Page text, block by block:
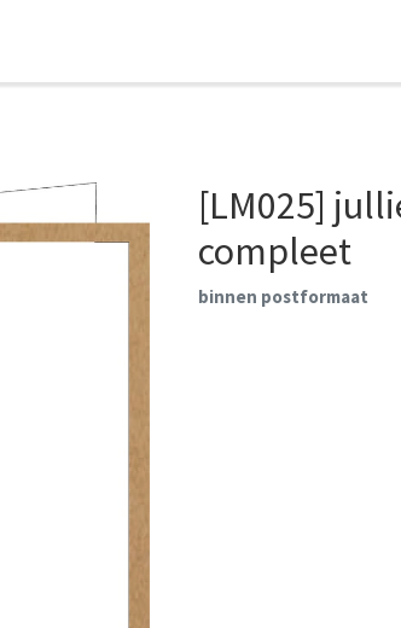
[LM025]
compleet
binnen postformaat